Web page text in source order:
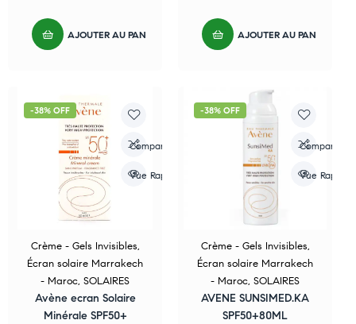
AJOUTER AU PANIER AJOUTER AU PANIER
-38% OFF
Compare
Vue Rapide
Crème - Gels Invisibles,
Écran solaire Marrakech
- Maroc, SOLAIRES
Avène ecran Solaire
Minérale SPF50+
-38% OFF
Compare
Vue Rapide
Crème - Gels Invisibles,
Écran solaire Marrakech
- Maroc, SOLAIRES
AVENE SUNSIMED.KA
SPF50+80ML